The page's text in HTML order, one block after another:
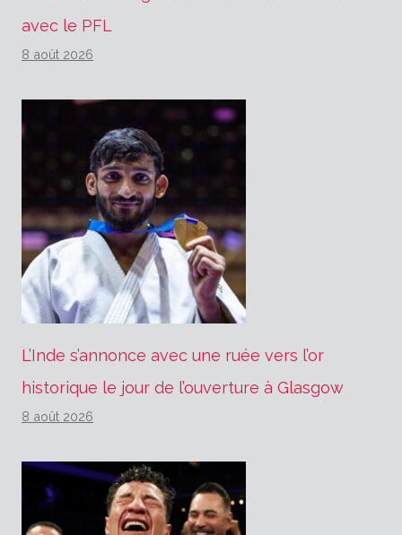
avec le PFL
8 août 2026
L’Inde s’annonce avec une ruée vers l’or
historique le jour de l’ouverture à Glasgow
8 août 2026